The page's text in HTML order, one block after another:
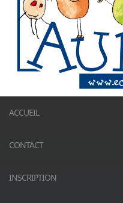
ACCUEIL
CONTACT
INSCRIPTION